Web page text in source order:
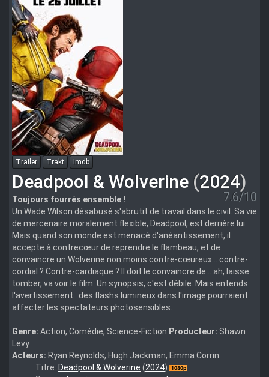
Trailer Trakt Imdb
Deadpool & Wolverine (2024)
7.6/10
Toujours fourrés ensemble !
Un Wade Wilson désabusé s'abrutit de travail dans le civil. Sa vie
de mercenaire moralement flexible, Deadpool, est derrière lui.
Mais quand son monde est menacé d'anéantissement, il
accepte à contrecœur de reprendre le flambeau, et de
convaincre un Wolverine non moins contre-cœureux... contre-
cordial ? Contre-cardiaque ? Il doit le convaincre de... ah, laisse
tomber, va voir le film. Un synopsis, c'est débile. Mais entends
l'avertissement : des flashs lumineux dans l'image pourraient
affecter les spectateurs photosensibles.
Genre: Action, Comédie, Science-Fiction Producteur: Shawn
Levy
Acteurs: Ryan Reynolds, Hugh Jackman, Emma Corrin
Deadpool.&.Wolverine.2024.1080p.BluRay.DDP.5.1.10bit.H.265-
Titre: Deadpool & Wolverine (2024)